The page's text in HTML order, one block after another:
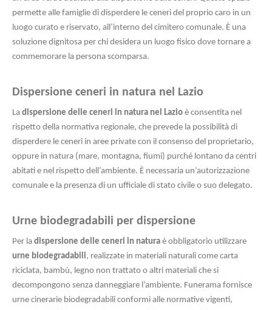
permette alle famiglie di disperdere le ceneri del proprio caro in un
luogo curato e riservato, all’interno del cimitero comunale. È una
soluzione dignitosa per chi desidera un luogo fisico dove tornare a
commemorare la persona scomparsa.
Dispersione ceneri in natura nel Lazio
La dispersione delle ceneri in natura nel Lazio è consentita nel
rispetto della normativa regionale, che prevede la possibilità di
disperdere le ceneri in aree private con il consenso del proprietario,
oppure in natura (mare, montagna, fiumi) purché lontano da centri
abitati e nel rispetto dell’ambiente. È necessaria un’autorizzazione
comunale e la presenza di un ufficiale di stato civile o suo delegato.
Urne biodegradabili per dispersione
Per la dispersione delle ceneri in natura è obbligatorio utilizzare
urne biodegradabili, realizzate in materiali naturali come carta
riciclata, bambù, legno non trattato o altri materiali che si
decompongono senza danneggiare l’ambiente. Funerama fornisce
urne cinerarie biodegradabili conformi alle normative vigenti,